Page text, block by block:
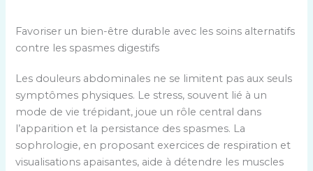
Favoriser un bien-être durable avec les soins alternatifs
contre les spasmes digestifs
Les douleurs abdominales ne se limitent pas aux seuls
symptômes physiques. Le stress, souvent lié à un
mode de vie trépidant, joue un rôle central dans
l’apparition et la persistance des spasmes. La
sophrologie, en proposant exercices de respiration et
visualisations apaisantes, aide à détendre les muscles